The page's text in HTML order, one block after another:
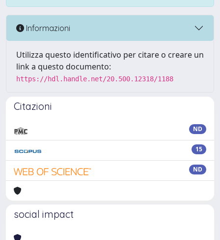
Informazioni
Utilizza questo identificativo per citare o creare un
link a questo documento:
https://hdl.handle.net/20.500.12318/1188
Citazioni
ND
15
ND
social impact